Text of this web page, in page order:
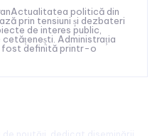
politică din
prin tensiuni și dezbateri
de interes public,
cetățenești. Administrația
fost definită printr-o